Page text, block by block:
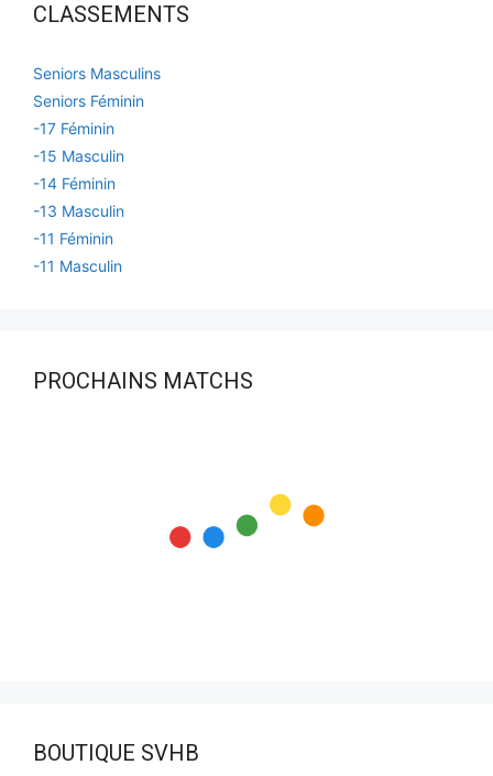
CLASSEMENTS
Seniors Masculins
Seniors Féminin
-17 Féminin
-15 Masculin
-14 Féminin
-13 Masculin
-11 Féminin
-11 Masculin
PROCHAINS MATCHS
BOUTIQUE SVHB